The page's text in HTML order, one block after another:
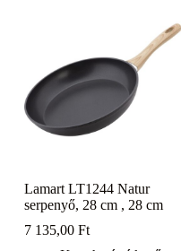
Lamart LT1244 Natur
serpenyő, 28 cm , 28 cm
7 135,00Ft